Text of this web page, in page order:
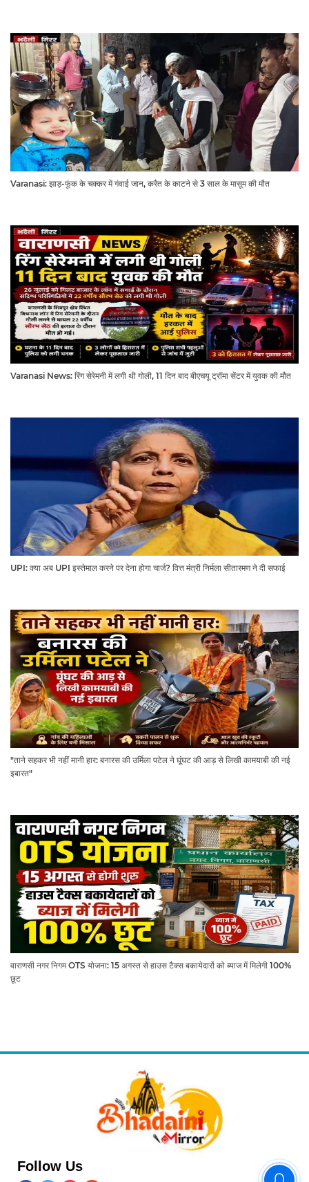
Varanasi: झाड़-फूंक के चक्कर में गंवाई जान, करैत के काटने से 3 साल के मासूम की मौत
Varanasi News: रिंग सेरेमनी में लगी थी गोली, 11 दिन बाद बीएचयू ट्रॉमा सेंटर में युवक की मौत
UPI: क्या अब UPI इस्तेमाल करने पर देना होगा चार्ज? वित्त मंत्री निर्मला सीतारमण ने दी सफाई
"ताने सहकर भी नहीं मानी हार: बनारस की उर्मिला पटेल ने घूंघट की आड़ से लिखी कामयाबी की नई
इबारत"
वाराणसी नगर निगम OTS योजना: 15 अगस्त से हाउस टैक्स बकायेदारों को ब्याज में मिलेगी 100%
छूट
Follow Us